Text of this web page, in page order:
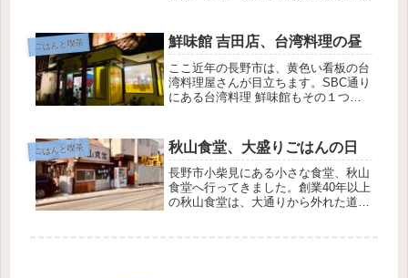
歩10分ほどです。そんな黒姫物産セン
ター地下には、そば処があります。
私...
ごはんと喫茶 鮮味館 吉田店、台湾料理の昼
ここ近年の長野市は、黄色い看板の台
湾料理屋さんが目立ちます。SBC通り
にある台湾料理 鮮味館もその１つで
人に馴染む家庭的な料理です。店内も
現地を彷彿させる雰囲気で、どこか
懐...
ごはんと喫茶 秋山食堂、大盛りごはんの日
長野市小柴見にある小さな食堂、秋山
食堂へ行ってきました。創業40年以上
の秋山食堂は、大通りから外れた道中